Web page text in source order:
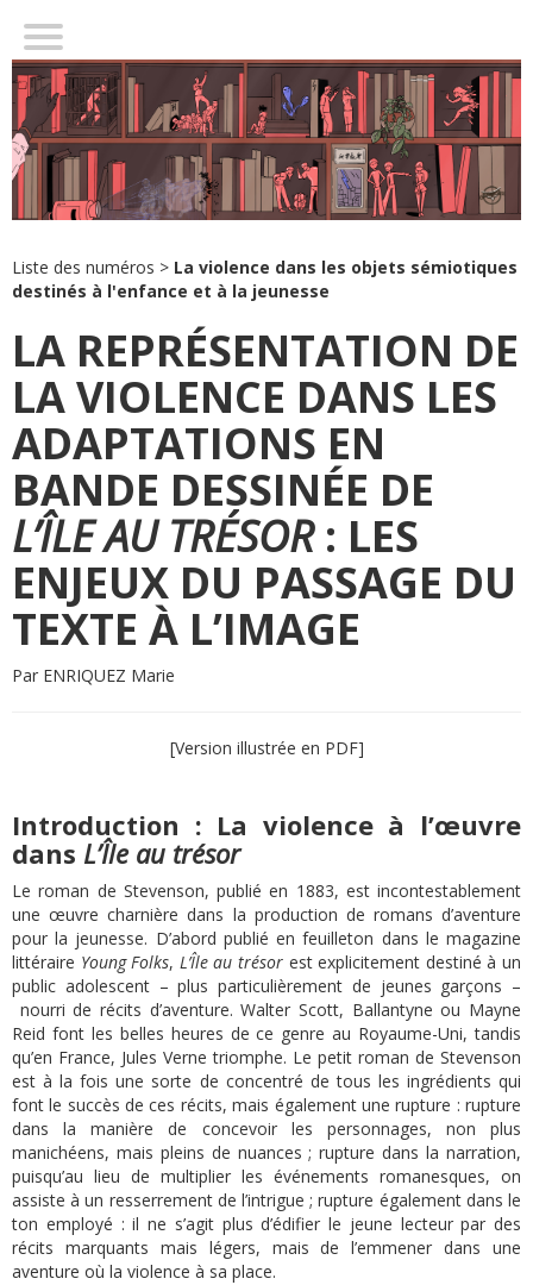
Liste des numéros > La violence dans les objets sémiotiques
destinés à l'enfance et à la jeunesse
LA REPRÉSENTATION DE
LA VIOLENCE DANS LES
ADAPTATIONS EN
BANDE DESSINÉE DE
L’ÎLE AU TRÉSOR: LES
ENJEUX DU PASSAGE DU
TEXTE À L’IMAGE
Par ENRIQUEZ Marie
[Version illustrée en PDF]
Introduction : La violence à l’œuvre
dans L’Île au trésor
Le roman de Stevenson, publié en 1883, est incontestablement
une œuvre charnière dans la production de romans d’aventure
pour la jeunesse. D’abord publié en feuilleton dans le magazine
littéraire Young Folks, L’Île au trésor est explicitement destiné à un
public adolescent – plus particulièrement de jeunes garçons –
nourri de récits d’aventure. Walter Scott, Ballantyne ou Mayne
Reid font les belles heures de ce genre au Royaume-Uni, tandis
qu’en France, Jules Verne triomphe. Le petit roman de Stevenson
est à la fois une sorte de concentré de tous les ingrédients qui
font le succès de ces récits, mais également une rupture : rupture
dans la manière de concevoir les personnages, non plus
manichéens, mais pleins de nuances ; rupture dans la narration,
puisqu’au lieu de multiplier les événements romanesques, on
assiste à un resserrement de l’intrigue ; rupture également dans le
ton employé : il ne s’agit plus d’édifier le jeune lecteur par des
récits marquants mais légers, mais de l’emmener dans une
aventure où la violence à sa place.
INTRODUCTION : LA VIOLENCE À L’ŒUVRE DANSL’ÎLE AU TRÉSOR
UNE VIOLENCE GOMMÉE À CAUSE DU PASSAGE À L’IMAGE ?
ADAPTATIONS EN BANDE DESSINÉE : MINIMISER LA VIOLENCE
… OU ASSUMER LA VIOLENCE
CONCLUSION : QUEL JUSTE MILIEU ?